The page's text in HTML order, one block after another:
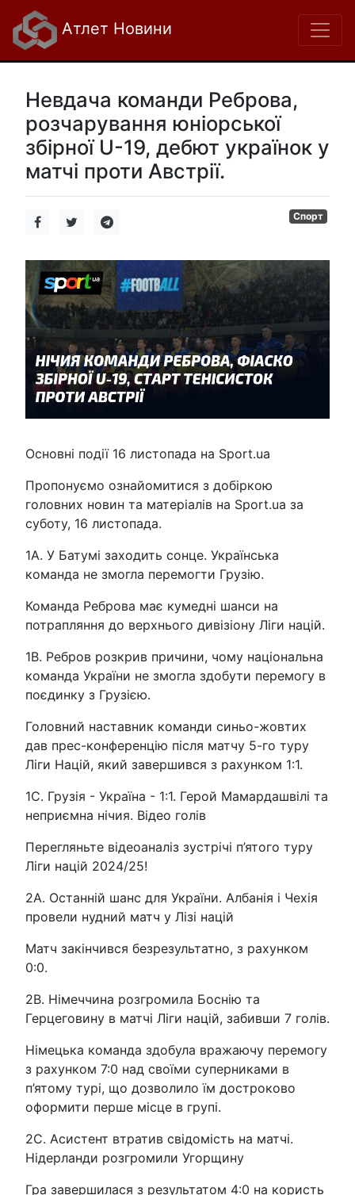
Атлет Новини
Невдача команди Реброва,
розчарування юніорської
збірної U-19, дебют українок у
матчі проти Австрії.
Спорт
Основні події 16 листопада на Sport.ua
Пропонуємо ознайомитися з добіркою
головних новин та матеріалів на Sport.ua за
суботу, 16 листопада.
1А. У Батумі заходить сонце. Українська
команда не змогла перемогти Грузію.
Команда Реброва має кумедні шанси на
потрапляння до верхнього дивізіону Ліги націй.
1B. Ребров розкрив причини, чому національна
команда України не змогла здобути перемогу в
поєдинку з Грузією.
Головний наставник команди синьо-жовтих
дав прес-конференцію після матчу 5-го туру
Ліги Націй, який завершився з рахунком 1:1.
1C. Грузія - Україна - 1:1. Герой Мамардашвілі та
неприємна нічия. Відео голів
Перегляньте відеоаналіз зустрічі п’ятого туру
Ліги націй 2024/25!
2A. Останній шанс для України. Албанія і Чехія
провели нудний матч у Лізі націй
Матч закінчився безрезультатно, з рахунком
0:0.
2B. Німеччина розгромила Боснію та
Герцеговину в матчі Ліги націй, забивши 7 голів.
Німецька команда здобула вражаючу перемогу
з рахунком 7:0 над своїми суперниками в
п’ятому турі, що дозволило їм достроково
оформити перше місце в групі.
2C. Асистент втратив свідомість на матчі.
Нідерланди розгромили Угорщину
Гра завершилася з результатом 4:0 на користь